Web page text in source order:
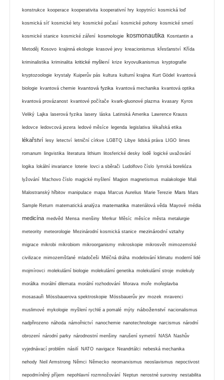
konstrukce kooperace kooperativita kooperativní hry kopytníci kosmická loď
kosmická síť kosmické lety kosmické počasí kosmické pohony kosmické smetí
kosmické stanice kosmické záření kosmologie kosmonautika Kosntantin a
Metoděj Kosovo krajinná ekologie krasové jevy kreacionismus křesťanství Křída
kriminalistika kriminalita kritické myšlení krize kryovulkanismus kryptografie
kryptozoologie krystaly Kuiperův pás kultura kulturní krajina Kurt Gödel kvantová
biologie kvantová chemie kvantová fyzika kvantová mechanika kvantová optika
kvantová provázanost kvantové počítače kvark-gluonové plazma kvasary Kyros
Veliký Lajka laserová fyzika lasery láska Latinská Amerika Lawrence Krauss
ledovce ledovcová jezera ledové měsíce legenda legislativa lékařská etika
lékařství lesy letectví letniční církve LGBTQ Libye lidská práva LIGO limes
romanum lingvistika literatura lithium litosferické desky lodě logické uvažování
logika lokální invariance loterie lovci a sběrači Ludolfovo číslo lymská borelióza
lyžování Machovo číslo magické myšlení Magion magnetismus malakologie Mali
Malostranský hřbitov manipulace mapa Marcus Aurelius Marie Terezie Mars Mars
Sample Return matematická analýza matematika materiálová věda Mayové média
medicína medvěd Mensa menšiny Merkur Měsíc měsíce města metalurgie
meteority meteorologie Mezinárodní kosmická stanice mezinárodní vztahy
migrace mikrobi mikrobiom mikroorganismy mikroskopie mikrosvět mimozemské
civilizace mimozemšťané mladočeši Mléčná dráha modelování klimatu moderní lidé
mojmírovci molekulární biologie molekulární genetika molekulární stroje molekuly
morálka morální dilemata morální rozhodování Morava moře mořeplavba
mosasauři Mössbauerova spektroskopie Mössbauerův jev mozek mravenci
muslimové mykologie myšlení rychlé a pomalé mýty náboženství nacionalismus
nadpřirozeno náhoda námořnictví nanochemie nanotechnologie narcismus národní
obrození národní parky národnostní menšiny narušení symetrií NASA Nashův
vyjednávací problém násilí NATO navigace Neandrtálci nebeská mechanika
nehody Neil Armstrong Němci Německo neomarxismus neoslavismus nepoctivost
nepodmíněný příjem nepohlavní rozmnožování Neptun nerostné suroviny nestabilita